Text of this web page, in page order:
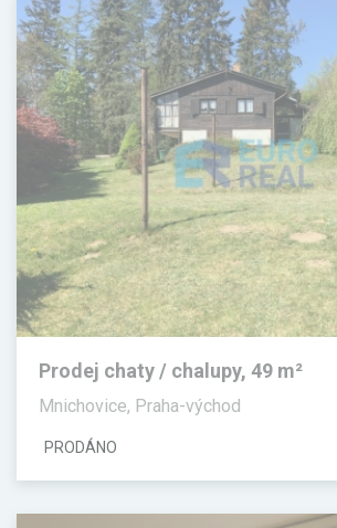
Prodej chaty / chalupy, 49 m²
Mnichovice, Praha-východ
PRODÁNO